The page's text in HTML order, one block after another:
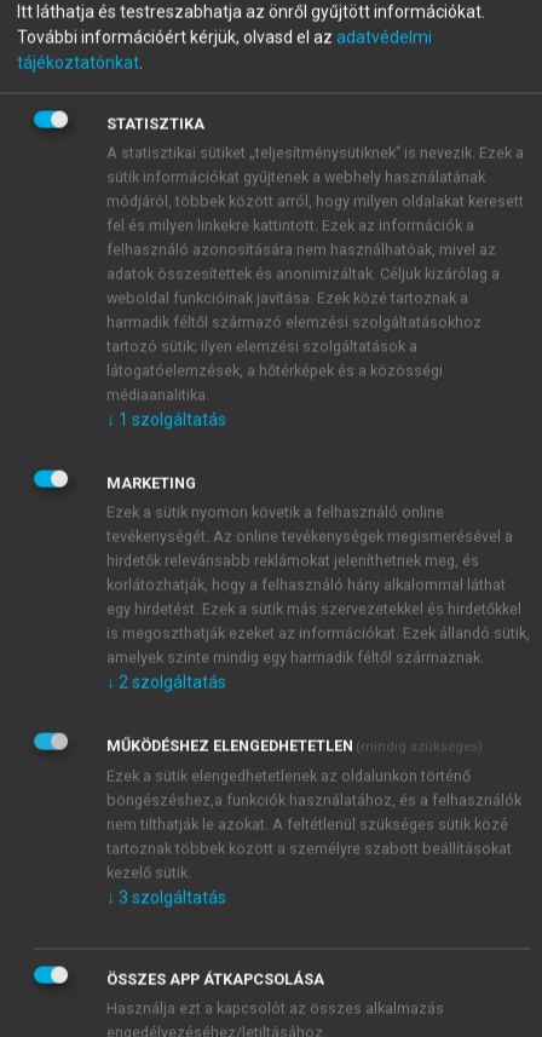
Szervezetek kialakítása és működtetése
menu_book
Alapfolyamati és
információtechnológia
Az empirikus szervezetvizsgálatok tapasztalatai
szerint a szervezeti struktúra kialakításánál az
alkalmazott technológia sajátosságait is figyelembe
kell venni. (Lásd aháttér
TARTALOMJEGYZÉK
Itt láthatja és testreszabhatja az önről gyűjtött információkat.
További információért kérjük, olvasd el az adatvédelmi
tájékoztatónkat
STATISZTIKA
A statisztikai sütiket „teljesítménysütiknek” is nevezik. Ezek a
sütik információkat gyűjtenek a webhely használatának
módjáról, többek között arról, hogy milyen oldalakat keresett
fel és milyen linkekre kattintott. Ezek az információk a
felhasználó azonosítására nem használhatóak, mivel az
adatok összesítettek és anonimizáltak. Céljuk kizárólag a
weboldal funkcióinak javítása. Ezek közé tartoznak a
harmadik féltől származó elemzési szolgáltatásokhoz
tartozó sütik; ilyen elemzési szolgáltatások a
látogatóelemzések, a hőtérképek és a közösségi
médiaanalitika.
↓ 1 szolgáltatás
MARKETING
Ezek a sütik nyomon követik a felhasználó online
tevékenységét. Az online tevékenységek megismerésével a
hirdetők relevánsabb reklámokat jeleníthetnek meg, és
korlátozhatják, hogy a felhasználó hány alkalommal láthat
egy hirdetést. Ezek a sütik más szervezetekkel és hirdetőkkel
is megoszthatják ezeket az információkat. Ezek állandó sütik,
amelyek szinte mindig egy harmadik féltől származnak.
↓ 2 szolgáltatás
MŰKÖDÉSHEZ ELENGEDHETETLEN (mindig szükséges)
Ezek a sütik elengedhetetlenek az oldalunkon történő
böngészéshez,a funkciók használatához, és a felhasználók
nem tilthatják le azokat. A feltétlenül szükséges sütik közé
tartoznak többek között a személyre szabott beállításokat
kezelő sütik.
↓ 3 szolgáltatás
ÖSSZES APP ÁTKAPCSOLÁSA
Használja ezt a kapcsolót az összes alkalmazás
engedélyezéséhez/letiltásához.